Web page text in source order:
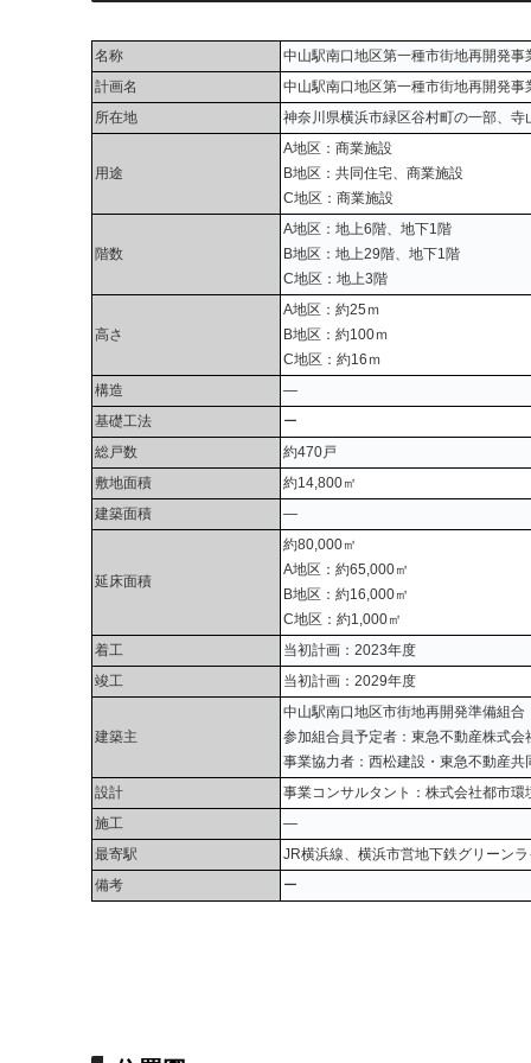
名称
中山駅南口地区第一種市街地再開発事
計画名
中山駅南口地区第一種市街地再開発事
所在地
神奈川県横浜市緑区谷村町の一部、寺
用途
A地区：商業施設
B地区：共同住宅、商業施設
C地区：商業施設
階数
A地区：地上6階、地下1階
B地区：地上29階、地下1階
C地区：地上3階
高さ
A地区：約25ｍ
B地区：約100ｍ
C地区：約16ｍ
構造
―
基礎工法
ー
総戸数
約470戸
敷地面積
約14,800㎡
建築面積
―
延床面積
約80,000㎡
A地区：約65,000㎡
B地区：約16,000㎡
C地区：約1,000㎡
着工
当初計画：2023年度
竣工
当初計画：2029年度
建築主
中山駅南口地区市街地再開発準備組合
参加組合員予定者：東急不動産株式会
事業協力者：西松建設・東急不動産共
設計
事業コンサルタント：株式会社都市環
施工
―
最寄駅
JR横浜線、横浜市営地下鉄グリーン
備考
ー